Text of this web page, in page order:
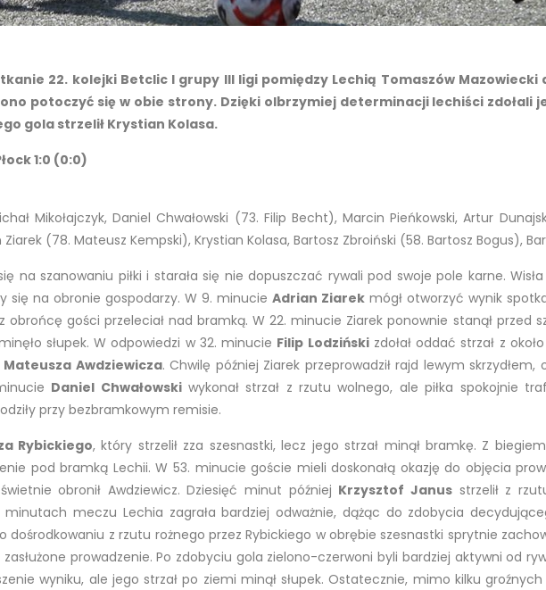
22. kolejki Betclic I grupy III ligi pomiędzy Lechią Tomaszów Mazowiecki
potoczyć się w obie strony. Dzięki olbrzymiej determinacji lechiści zdołali
gola strzelił Krystian Kolasa.
1:0 (0:0)
Mikołajczyk, Daniel Chwałowski (73. Filip Becht), Marcin Pieńkowski, Artur
(78. Mateusz Kempski), Krystian Kolasa, Bartosz Zbroiński (58. Bartosz Bogus),
na szanowaniu piłki i starała się nie dopuszczać rywali pod swoje pole karne.
się na obronie gospodarzy. W 9. minucieAdrian Ziarek mógł otworzyć wynik
obrońcę gości przeleciał nad bramką. W 22. minucie Ziarek ponownie stanął przed
słupek. W odpowiedzi w 32. minucie Filip Lodzińskizdołał oddać strzał z
Mateusza Awdziewicza. Chwilę później Ziarek przeprowadził rajd lewym skrzydłem,
Daniel Chwałowskiwykonał strzał z rzutu wolnego, ale piłka spokojnie
przy bezbramkowym remisie.
Rybickiego, który strzelił zza szesnastki, lecz jego strzał minął bramkę. Z
pod bramką Lechii. W 53. minucie goście mieli doskonałą okazję do objęcia
obronił Awdziewicz. Dziesięć minut później Krzysztof Janus strzelił z
meczu Lechia zagrała bardziej odważnie, dążąc do zdobycia
dośrodkowaniu z rzutu rożnego przez Rybickiego w obrębie szesnastki sprytnie
zasłużone prowadzenie. Po zdobyciu gola zielono-czerwoni byli bardziej aktywni od
wyniku, ale jego strzał po ziemi minął słupek. Ostatecznie, mimo kilku